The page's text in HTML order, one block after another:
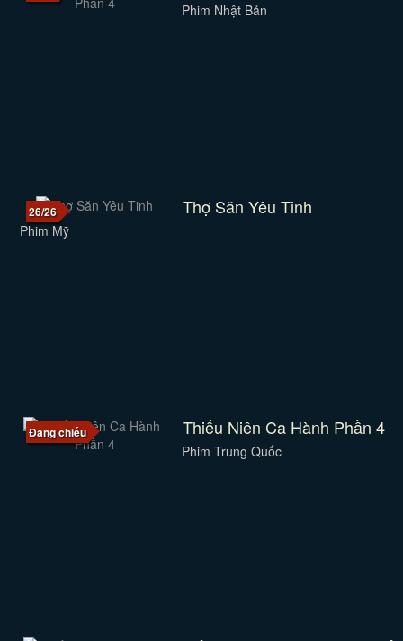
Phim Nhật Bản
26/26 Thợ Săn Yêu Tinh
Phim Mỹ
Đang chiếu Thiếu Niên Ca Hành Phần 4
Phim Trung Quốc